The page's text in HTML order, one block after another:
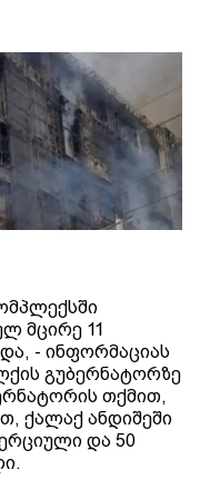
მცირე 11
- ინფორმაციას
გუბერნატორზე
თქმით,
ქალაქ ანდიშეში
და 50